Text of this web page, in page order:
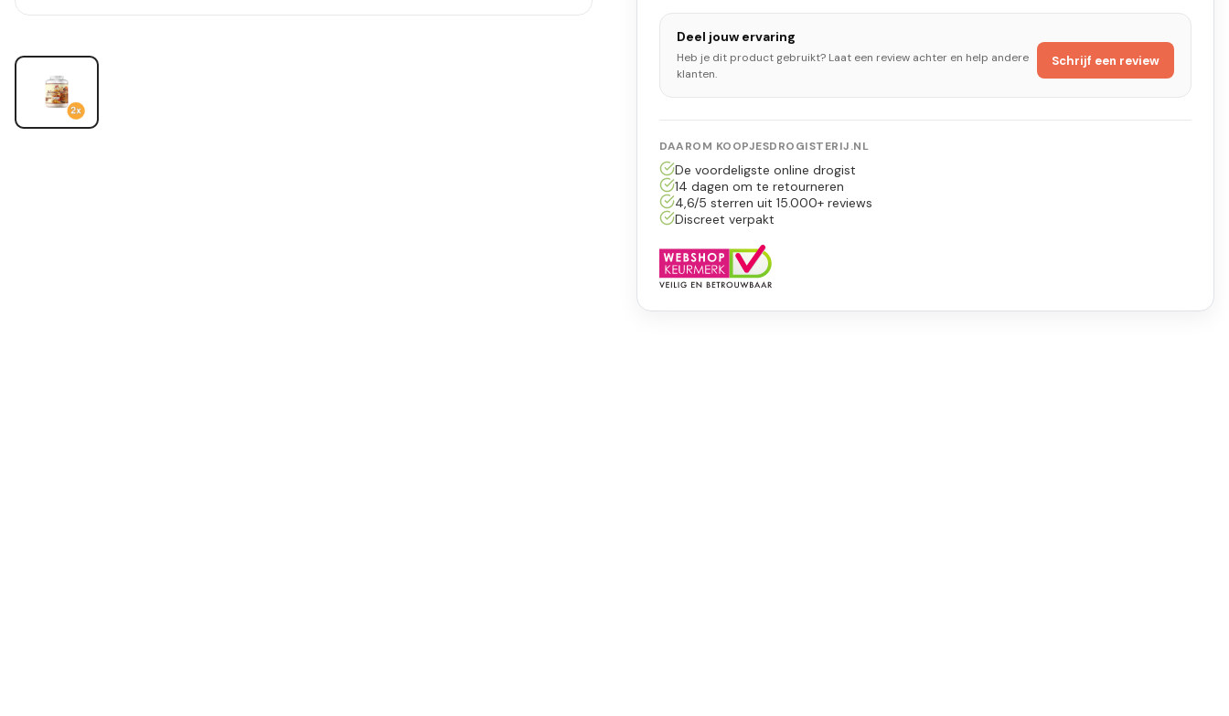
Deel jouw ervaring
Heb je dit product gebruikt? Laat een review achter en help andere
klanten.
Schrijf een review
DAAROM KOOPJESDROGISTERIJ.NL
De voordeligste online drogist
14 dagen om te retourneren
4,6/5 sterren uit 15.000+ reviews
Discreet verpakt